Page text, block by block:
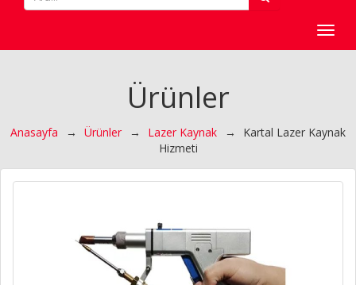
Ürünler
Anasayfa → Ürünler → Lazer Kaynak →
Kartal Lazer Kaynak
Hizmeti